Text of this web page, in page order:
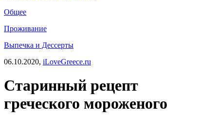
Общее
Проживание
Выпечка и Дессерты
06.10.2020, iLoveGreece.ru
Старинный рецепт
греческого мороженого